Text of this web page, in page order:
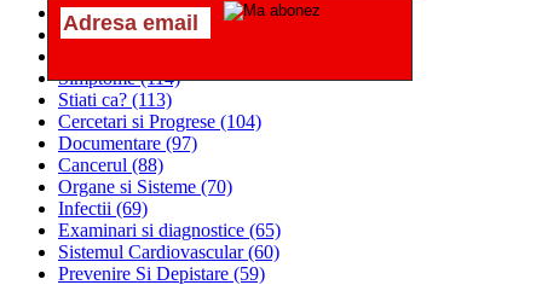
Sanatatea si Preventia(170)
Interventii si Tratamente
Simptome(114)
Stiati ca? (113)
Cercetari si Progrese (104)
Documentare (97)
Cancerul (88)
Organe si Sisteme (70)
Infectii (69)
Examinari si diagnostice (65)
Sistemul Cardiovascular(60)
Prevenire Si Depistare (59)